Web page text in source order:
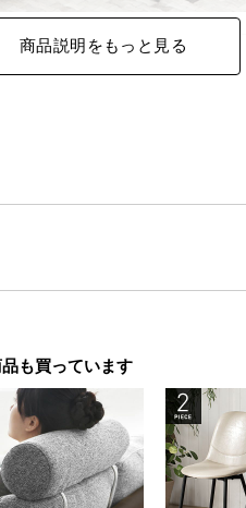
スタイル
商品説明をもっと見る
も買っています